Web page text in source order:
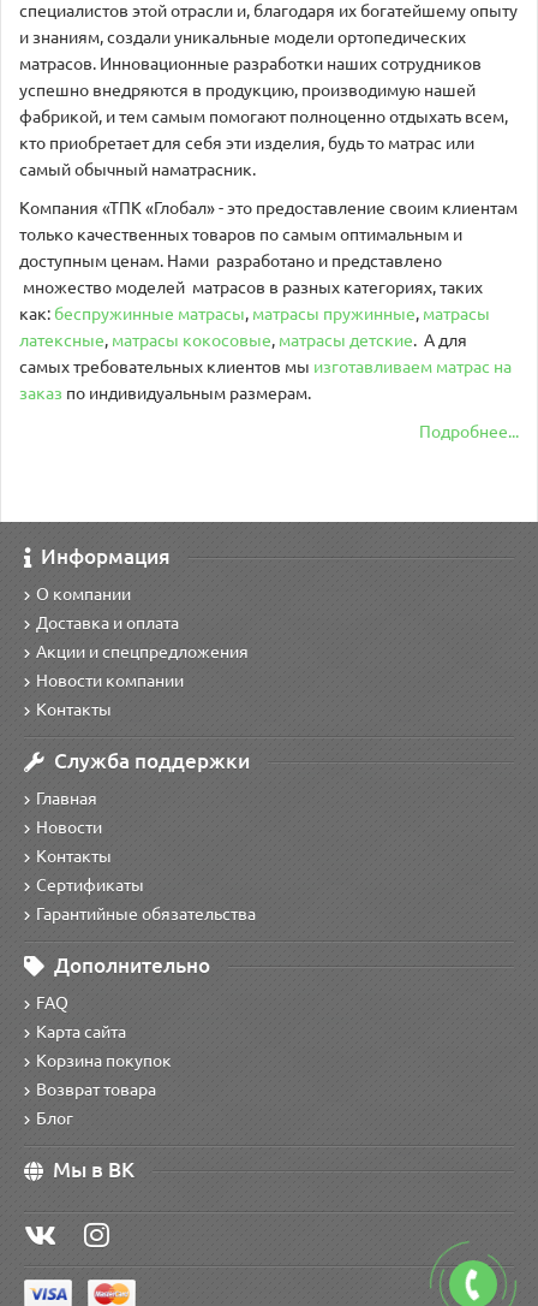
специалистов этой отрасли и, благодаря их богатейшему опыту
и знаниям, создали уникальные модели ортопедических
матрасов. Инновационные разработки наших сотрудников
успешно внедряются в продукцию, производимую нашей
фабрикой, и тем самым помогают полноценно отдыхать всем,
кто приобретает для себя эти изделия, будь то матрас или
самый обычный наматрасник.
Компания «ТПК «Глобал» - это предоставление своим клиентам
только качественных товаров по самым оптимальным и
доступным ценам. Нами разработано и представлено
множество моделей матрасов в разных категориях, таких
как: беспружинные матрасы, матрасы пружинные, матрасы
латексные, матрасы кокосовые, матрасы детские. А для
самых требовательных клиентов мы изготавливаем матрас на
заказ по индивидуальным размерам.
Подробнее...
Информация
О компании
Доставка и оплата
Акции и спецпредложения
Новости компании
Контакты
Служба поддержки
Главная
Новости
Контакты
Сертификаты
Гарантийные обязательства
Дополнительно
FAQ
Карта сайта
Корзина покупок
Возврат товара
Блог
Мы в ВК